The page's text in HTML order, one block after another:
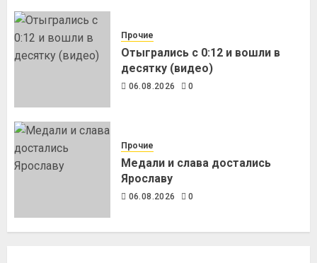
Прочие
Отыгрались с 0:12 и вошли в
десятку (видео)
06.08.2026 0
Прочие
Медали и слава достались
Ярославу
06.08.2026 0